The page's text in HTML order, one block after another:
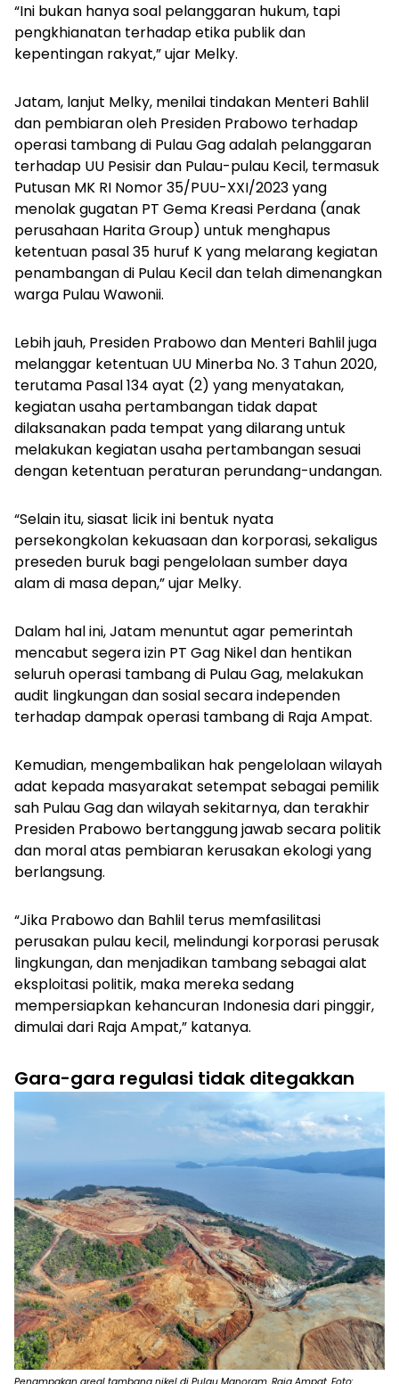
“Ini bukan hanya soal pelanggaran hukum, tapi
pengkhianatan terhadap etika publik dan
kepentingan rakyat,” ujar Melky.
Jatam, lanjut Melky, menilai tindakan Menteri Bahlil
dan pembiaran oleh Presiden Prabowo terhadap
operasi tambang di Pulau Gag adalah pelanggaran
terhadap UU Pesisir dan Pulau-pulau Kecil, termasuk
Putusan MK RI Nomor 35/PUU-XXI/2023 yang
menolak gugatan PT Gema Kreasi Perdana (anak
perusahaan Harita Group) untuk menghapus
ketentuan pasal 35 huruf K yang melarang kegiatan
penambangan di Pulau Kecil dan telah dimenangkan
warga Pulau Wawonii.
Lebih jauh, Presiden Prabowo dan Menteri Bahlil juga
melanggar ketentuan UU Minerba No. 3 Tahun 2020,
terutama Pasal 134 ayat (2) yang menyatakan,
kegiatan usaha pertambangan tidak dapat
dilaksanakan pada tempat yang dilarang untuk
melakukan kegiatan usaha pertambangan sesuai
dengan ketentuan peraturan perundang-undangan.
“Selain itu, siasat licik ini bentuk nyata
persekongkolan kekuasaan dan korporasi, sekaligus
preseden buruk bagi pengelolaan sumber daya
alam di masa depan,” ujar Melky.
Dalam hal ini, Jatam menuntut agar pemerintah
mencabut segera izin PT Gag Nikel dan hentikan
seluruh operasi tambang di Pulau Gag, melakukan
audit lingkungan dan sosial secara independen
terhadap dampak operasi tambang di Raja Ampat.
Kemudian, mengembalikan hak pengelolaan wilayah
adat kepada masyarakat setempat sebagai pemilik
sah Pulau Gag dan wilayah sekitarnya, dan terakhir
Presiden Prabowo bertanggung jawab secara politik
dan moral atas pembiaran kerusakan ekologi yang
berlangsung.
“Jika Prabowo dan Bahlil terus memfasilitasi
perusakan pulau kecil, melindungi korporasi perusak
lingkungan, dan menjadikan tambang sebagai alat
eksploitasi politik, maka mereka sedang
mempersiapkan kehancuran Indonesia dari pinggir,
dimulai dari Raja Ampat,” katanya.
Gara-gara regulasi tidak ditegakkan